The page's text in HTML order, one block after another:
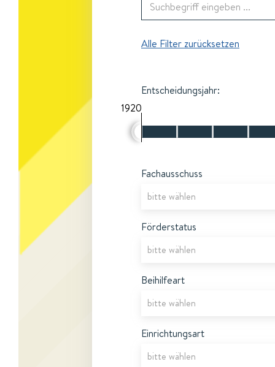
Alle Filter zurücksetzen
Entscheidungsjahr:
1920
Fachausschuss
Förderstatus
Beihilfeart
Einrichtungsart